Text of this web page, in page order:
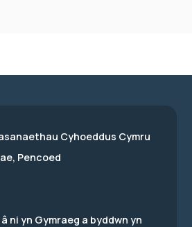
Cyhoeddus Cymru
Pencoed
ni yn Gymraeg a byddwn yn